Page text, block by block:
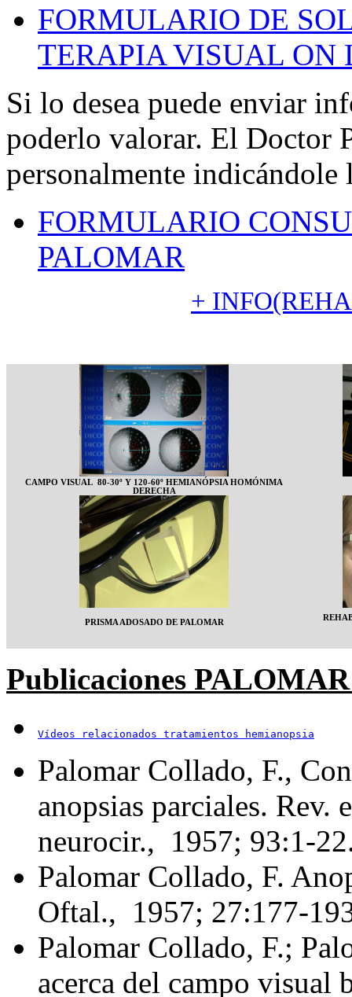
FORMULARIO DE
TERAPIA VISUAL ON
Si lo desea puede enviar
poderlo valorar. El Doctor
personalmente
FORMULARIO
PALOMAR
+
CAMPO VISUAL 80-30º Y 120-60º HEMIANÓPSIA HOMÓNIMA
DERECHA
PRISMA ADOSADO DE PALOMAR
Publicaciones
Vídeos relacionados tratamientos hemianopsia
Palomar Collado, F.,
anopsias parciales.
neurocir., 1957;
Palomar Collado, F.
Oftal., 1957;
Palomar Collado, F.;
acerca del campo visual